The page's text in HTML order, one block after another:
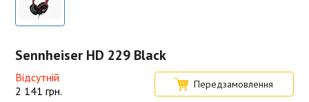
Sennheiser HD 229 Black
Відсутній
2 141 грн. Передзамовлення